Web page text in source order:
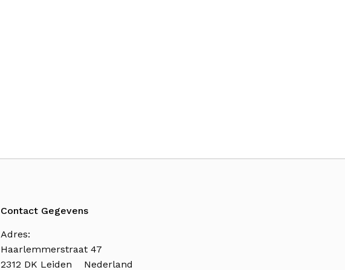
Contact Gegevens
Adres:
Haarlemmerstraat 47
2312 DK Leiden Nederland